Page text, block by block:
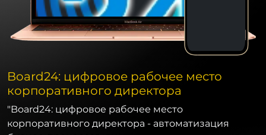
Board24: цифровое рабочее место
корпоративного директора
"Board24: цифровое рабочее место
корпоративного директора - автоматизация